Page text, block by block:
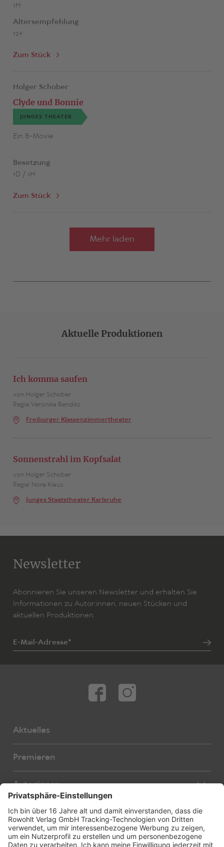
1H
Altersempfehlung
12+
Zum Stück
Holger Schober
Clyde und Bonnie
JUNGES THEATER
Ein B-Movie
Besetzung
1D / 1H
Zum Stück
Mehr laden
Aktuelle Produktionen
Ich komma saufen
von Holger Schober
Regie: Veronika Bendiks
Freiburger Klassenzimmertheater
Sonnenstrahl im Kopfsalat
von Holger Schober
Regie: Nora Klaus
Junges Staatstheater Karlsruhe
Newsletter
Abonnieren Sie unseren Newsletter und erhalten Sie
Informationen zu Autor:innen, neuen Stücken und
aktuellen Produktionen.
E-Mail-Adresse*
Aktuelles
Premieren
Autor:innen
Übersetzer:innen
Bearbeiter:innen
Stücke
Neue Stücke
E-Books
Foreign Rights